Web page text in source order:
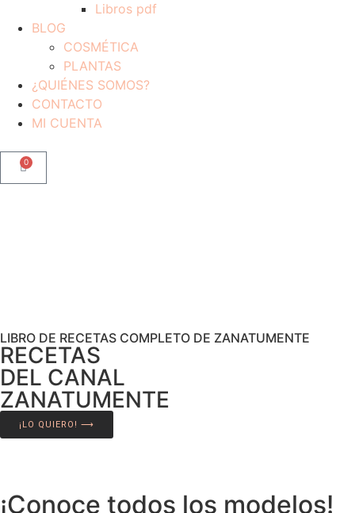
Libros pdf
BLOG
COSMÉTICA
PLANTAS
¿QUIÉNES SOMOS?
CONTACTO
MI CUENTA
0
LIBRO DE RECETAS COMPLETO DE ZANATUMENTE
RECETAS
DEL CANAL
ZANATUMENTE
¡LO QUIERO! ⟶
¡Conoce todos los modelos!